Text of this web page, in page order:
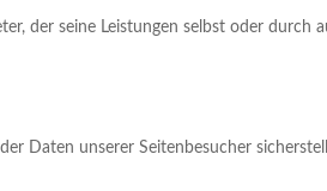
der seine Leistungen selbst oder durch
Daten unserer Seitenbesucher